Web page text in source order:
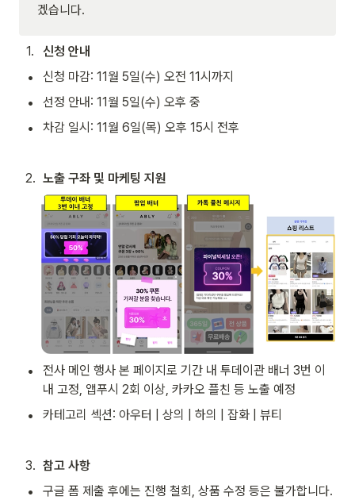
겠습니다.
1. 신청 안내
• 신청 마감: 11월 5일(수) 오전 11시까지
• 선정 안내: 11월 5일(수) 오후 중
• 차감 일시: 11월 6일(목) 오후 15시 전후
2. 노출 구좌 및 마케팅 지원
•
전사 메인 행사 본 페이지로 기간 내 투데이관 배너 3번 이
내 고정, 앱푸시 2회 이상, 카카오 플친 등 노출 예정
• 카테고리 섹션: 아우터 | 상의 | 하의 | 잡화 | 뷰티
3. 참고 사항
• 구글 폼 제출 후에는 진행 철회, 상품 수정 등은 불가합니다.